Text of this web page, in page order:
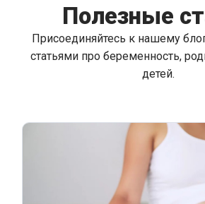
Полезные
Присоединяйтесь к нашему
статьями про беременность,
детей.